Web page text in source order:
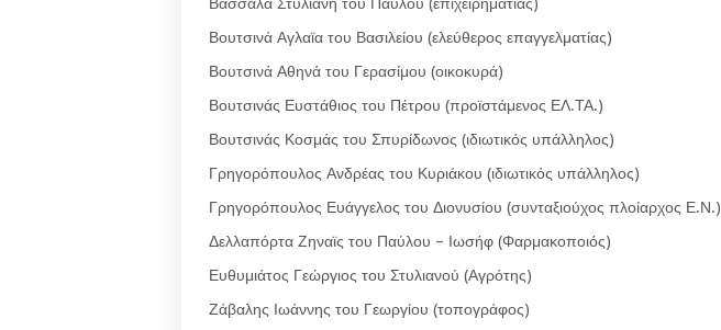
Βουτσινά Αγλαϊα του Βασιλείου (ελεύθερος επαγγελματίας)
Βουτσινά Αθηνά του Γερασίμου (οικοκυρά)
Βουτσινάς Ευστάθιος του Πέτρου (προϊστάμενος ΕΛ.ΤΑ.)
Βουτσινάς Κοσμάς του Σπυρίδωνος (ιδιωτικός υπάλληλος)
Γρηγορόπουλος Ανδρέας του Κυριάκου (ιδιωτικός υπάλληλος)
Γρηγορόπουλος Ευάγγελος του Διονυσίου (συνταξιούχος πλοίαρχος Ε.Ν.)
Δελλαπόρτα Ζηναϊς του Παύλου – Ιωσήφ (Φαρμακοποιός)
Ευθυμιάτος Γεώργιος του Στυλιανού (Αγρότης)
Ζάβαλης Ιωάννης του Γεωργίου (τοπογράφος)